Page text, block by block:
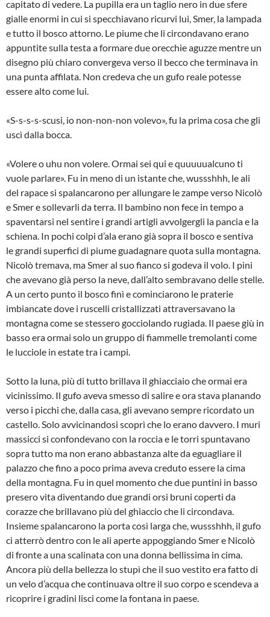
capitato di vedere. La pupilla era un taglio nero in due sfere
gialle enormi in cui si specchiavano ricurvi lui, Smer, la lampada
e tutto il bosco attorno. Le piume che li circondavano erano
appuntite sulla testa a formare due orecchie aguzze mentre un
disegno più chiaro convergeva verso il becco che terminava in
una punta affilata. Non credeva che un gufo reale potesse
essere alto come lui.
«S-s-s-s-scusi, io non-non-non volevo», fu la prima cosa che gli
uscì dalla bocca.
«Volere o uhu non volere. Ormai sei qui e quuuuualcuno ti
vuole parlare». Fu in meno di un istante che, wussshhh, le ali
del rapace si spalancarono per allungare le zampe verso Nicolò
e Smer e sollevarli da terra. Il bambino non fece in tempo a
spaventarsi nel sentire i grandi artigli avvolgergli la pancia e la
schiena. In pochi colpi d’ala erano già sopra il bosco e sentiva
le grandi superfici di piume guadagnare quota sulla montagna.
Nicolò tremava, ma Smer al suo fianco si godeva il volo. I pini
che avevano già perso la neve, dall’alto sembravano delle stelle.
A un certo punto il bosco finì e cominciarono le praterie
imbiancate dove i ruscelli cristallizzati attraversavano la
montagna come se stessero gocciolando rugiada. Il paese giù in
basso era ormai solo un gruppo di fiammelle tremolanti come
le lucciole in estate tra i campi.
Sotto la luna, più di tutto brillava il ghiacciaio che ormai era
vicinissimo. Il gufo aveva smesso di salire e ora stava planando
verso i picchi che, dalla casa, gli avevano sempre ricordato un
castello. Solo avvicinandosi scoprì che lo erano davvero. I muri
massicci si confondevano con la roccia e le torri spuntavano
sopra tutto ma non erano abbastanza alte da eguagliare il
palazzo che fino a poco prima aveva creduto essere la cima
della montagna. Fu in quel momento che due puntini in basso
presero vita diventando due grandi orsi bruni coperti da
corazze che brillavano più del ghiaccio che li circondava.
Insieme spalancarono la porta così larga che, wussshhh, il gufo
ci atterrò dentro con le ali aperte appoggiando Smer e Nicolò
di fronte a una scalinata con una donna bellissima in cima.
Ancora più della bellezza lo stupì che il suo vestito era fatto di
un velo d’acqua che continuava oltre il suo corpo e scendeva a
ricoprire i gradini lisci come la fontana in paese.